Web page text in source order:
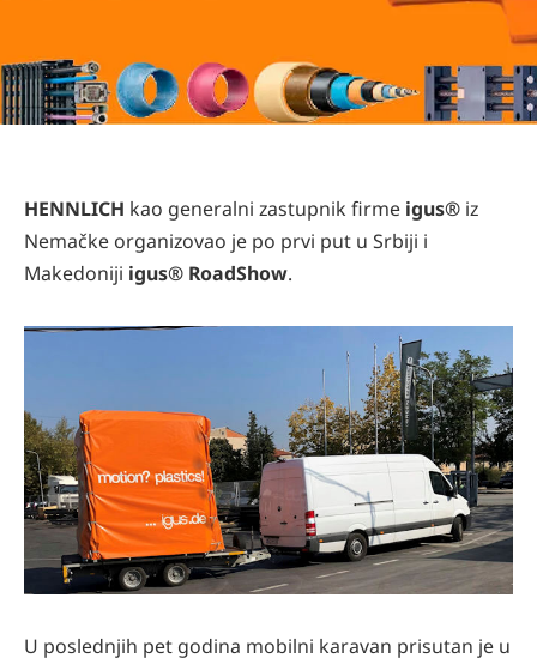
HENNLICH kao generalni zastupnik firme igus® iz
Nemačke organizovao je po prvi put u Srbiji i
Makedoniji igus® RoadShow.
U poslednjih pet godina mobilni karavan prisutan je u